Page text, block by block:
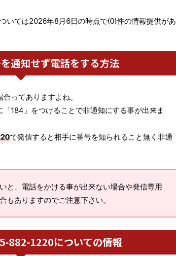
いては2026年8月6日の時点で(0)件の情報提供があ
通知せず電話をする方法
ってありますよね。
184」をつけることで非通知にする事が出来ま
で発信すると相手に番号を知られること無く非通
と、電話をかける事が出来ない場合や発信専用
もありますのでご注意下さい。
882-1220についての情報